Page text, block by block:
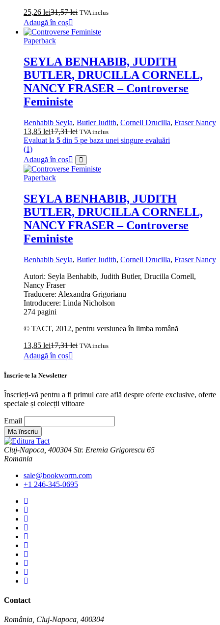
25,26 lei31,57lei TVA inclus
Adaugă în coș
Paperback
SEYLA BENHABIB, JUDITH
BUTLER, DRUCILLA CORNELL,
NANCY FRASER – Controverse
Feministe
Benhabib Seyla, Butler Judith, Cornell Drucilla, Fraser Nancy
13,85 lei17,31lei TVA inclus
Evaluat la 5 din 5 pe baza unei singure evaluări
(1)
Adaugă în coș
Paperback
SEYLA BENHABIB, JUDITH
BUTLER, DRUCILLA CORNELL,
NANCY FRASER – Controverse
Feministe
Benhabib Seyla, Butler Judith, Cornell Drucilla, Fraser Nancy
Autori: Seyla Benhabib, Judith Butler, Drucilla Cornell,
Nancy Fraser
Traducere: Alexandra Grigorianu
Introducere: Linda Nicholson
274 pagini
© TACT, 2012, pentru versiunea în limba română
13,85 lei17,31lei TVA inclus
Adaugă în coș
Înscrie-te la Newsletter
Înscrieți-vă pentru a fi primul care află despre oferte exclusive, oferte
speciale și colecții viitoare
Email
Cluj-Napoca, 400304 Str. Eremia Grigorescu 65
Romania
sale@bookworm.com
+1 246-345-0695
Contact
România, Cluj-Napoca, 400304